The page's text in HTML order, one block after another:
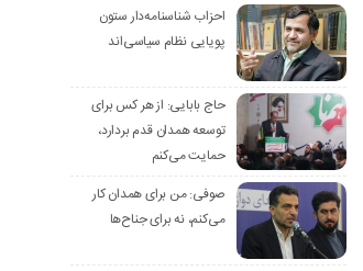
احزاب شناسنامه‌دار ستون
پویایی نظام سیاسی‌اند
حاج بابایی: از هر کس برای
توسعه همدان قدم بردارد،
حمایت می‌کنم
صوفی: من برای همدان کار
می‌کنم، نه برای جناح‌ها